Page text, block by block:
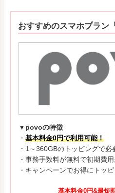
おすすめのスマホプラン
▼povoの特徴
・ 基本料金0円で利用可能！
・1～360GBのトッピングで必
・事務手数料が無料で初期費
・キャンペーンでお得にトッ
基本料金0円&最短